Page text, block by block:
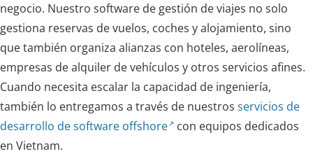
negocio. Nuestro software de gestión de viajes no solo
gestiona reservas de vuelos, coches y alojamiento, sino
que también organiza alianzas con hoteles, aerolíneas,
empresas de alquiler de vehículos y otros servicios afines.
Cuando necesita escalar la capacidad de ingeniería,
también lo entregamos a través de nuestros servicios de
desarrollo de software offshore
con equipos dedicados
en Vietnam.